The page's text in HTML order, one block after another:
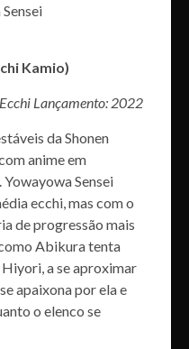
Kamio)
Lançamento: 2022
da Shonen
anime em
Sensei
ecchi, mas com o
de progressão mais
Abikura tenta
a se aproximar
apaixona por ela e
o elenco se